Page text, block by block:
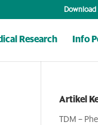
Download
Research Info
Artikel
TDM –